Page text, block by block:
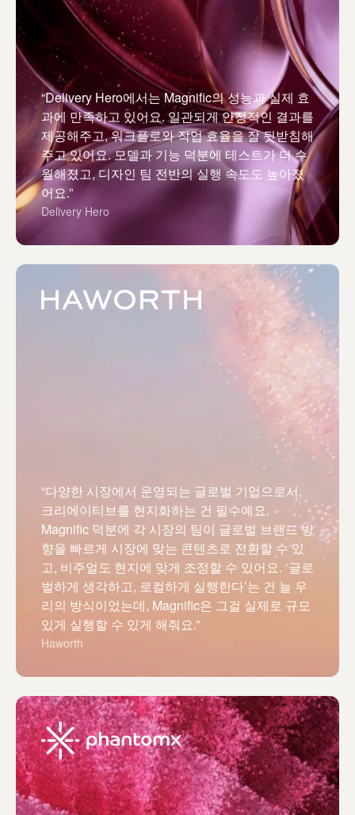
“Delivery Hero에서는 Magnific의 성능과 실제 효
과에 만족하고 있어요. 일관되게 안정적인 결과를
제공해주고, 워크플로와 작업 효율을 잘 뒷받침해
주고 있어요. 모델과 기능 덕분에 테스트가 더 수
월해졌고, 디자인 팀 전반의 실행 속도도 높아졌
어요.”
Delivery Hero
“다양한 시장에서 운영되는 글로벌 기업으로서,
크리에이티브를 현지화하는 건 필수예요.
Magnific 덕분에 각 시장의 팀이 글로벌 브랜드 방
향을 빠르게 시장에 맞는 콘텐츠로 전환할 수 있
고, 비주얼도 현지에 맞게 조정할 수 있어요. ‘글로
벌하게 생각하고, 로컬하게 실행한다’는 건 늘 우
리의 방식이었는데, Magnific은 그걸 실제로 규모
있게 실행할 수 있게 해줘요.”
Haworth